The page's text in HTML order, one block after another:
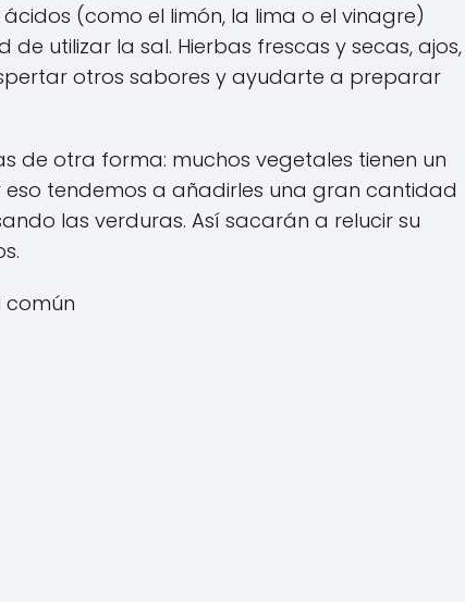
(como el limón, la lima o el vinagre)
utilizar la sal. Hierbas frescas y secas, ajos,
otros sabores y ayudarte a preparar
de otra forma: muchos vegetales tienen un
tendemos a añadirles una gran cantidad
las verduras. Así sacarán a relucir su
común